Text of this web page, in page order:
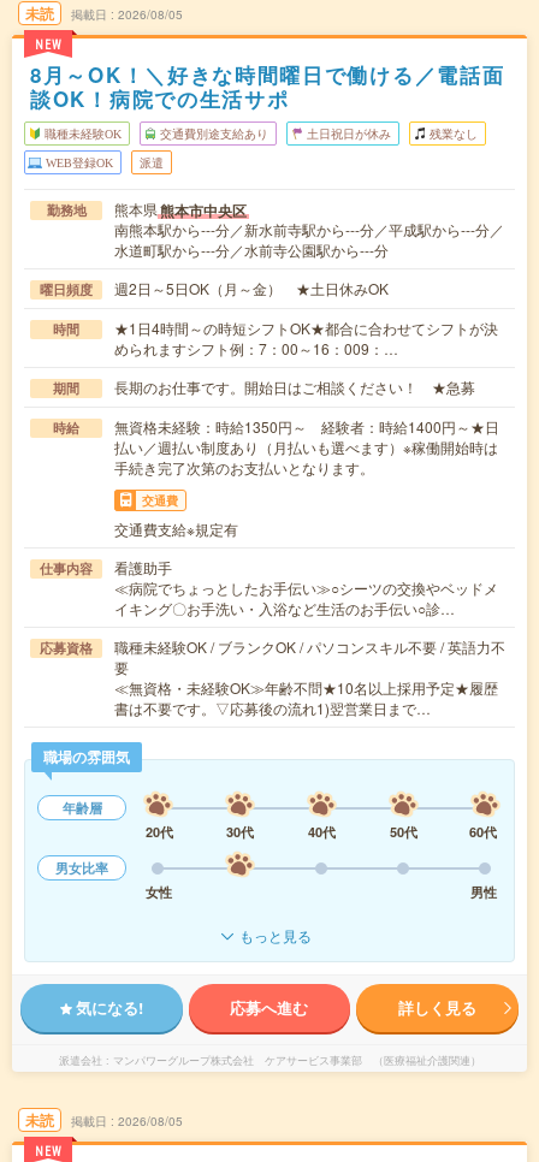
未読
NEW
掲載日 2026/08/05
8月～OK！＼好きな時間曜日で働ける／電話面
談OK！病院での生活サポ
職種未経験OK 交通費別途支給あり 土日祝日が休み 残業なし
WEB登録OK 派遣
勤務地 熊本県熊本市中央区
南熊本駅から---分／新水前寺駅から---分／平成駅から---分／
水道町駅から---分／水前寺公園駅から---分
曜日頻度 週2日～5日OK（月～金） ★土日休みOK
時間
★1日4時間～の時短シフトOK★都合に合わせてシフトが決
められますシフト例：7：00～16：009：…
期間 長期のお仕事です。開始日はご相談ください！ ★急募
時給
無資格未経験：時給1350円～ 経験者：時給1400円～★日
払い／週払い制度あり（月払いも選べます）※稼働開始時は
手続き完了次第のお支払いとなります。
交通費
交通費支給※規定有
仕事内容
看護助手
≪病院でちょっとしたお手伝い≫○シーツの交換やベッドメ
イキング〇お手洗い・入浴など生活のお手伝い○診…
応募資格
職種未経験OK / ブランクOK / パソコンスキル不要 / 英語力不
要
≪無資格・未経験OK≫年齢不問★10名以上採用予定★履歴
書は不要です。▽応募後の流れ1)翌営業日まで…
職場の雰囲気
年齢層
20代
30代 40代 50代
60代
男女比率
女性
男性
もっと見る
気になる! 応募へ進む 詳しく見る
派遣会社 マンパワーグループ株式会社 ケアサービス事業部 （医療福祉介護関連）
未読
NEW
掲載日 2026/08/05